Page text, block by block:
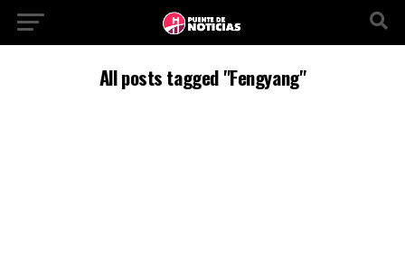
All posts tagged "Fengyang"